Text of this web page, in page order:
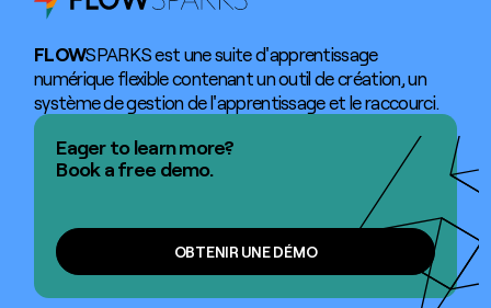
FLOWSPARKS est une suite d'apprentissage
numérique flexible contenant un outil de création, un
système de gestion de l'apprentissage et le raccourci.
Eager to learn more?
Book a free demo.
OBTENIR UNE DÉMOOBTENIR UNE DÉMO